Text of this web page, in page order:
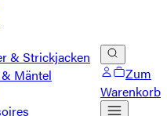
& Strickjacken
Mäntel
Zum
Warenkorb